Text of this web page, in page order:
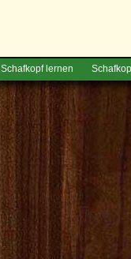
Schafkopf lernen